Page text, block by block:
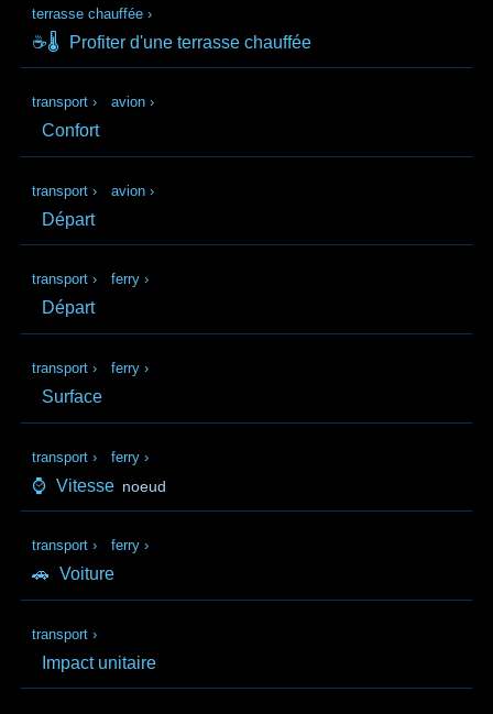
terrasse chauffée ›
☕🌡️ Profiter d'une terrasse chauffée
transport › avion ›
Confort
transport › avion ›
Départ
transport › ferry ›
Départ
transport › ferry ›
Surface
transport › ferry ›
⌚ Vitesse noeud
transport › ferry ›
🚗 Voiture
transport ›
Impact unitaire